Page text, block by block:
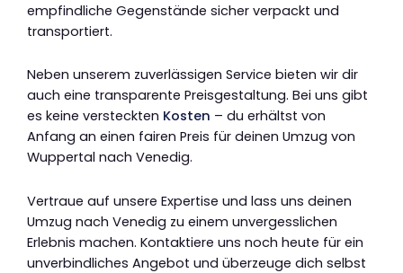
empfindliche Gegenstände sicher verpackt und
transportiert.
Neben unserem zuverlässigen Service bieten wir dir
auch eine transparente Preisgestaltung. Bei uns gibt
es keine versteckten Kosten – du erhältst von
Anfang an einen fairen Preis für deinen Umzug von
Wuppertal nach Venedig.
Vertraue auf unsere Expertise und lass uns deinen
Umzug nach Venedig zu einem unvergesslichen
Erlebnis machen. Kontaktiere uns noch heute für ein
unverbindliches Angebot und überzeuge dich selbst